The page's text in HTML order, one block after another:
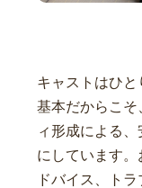
キャストはひ
基本だからこそ
ィ形成による
にしています
ドバイス、ト